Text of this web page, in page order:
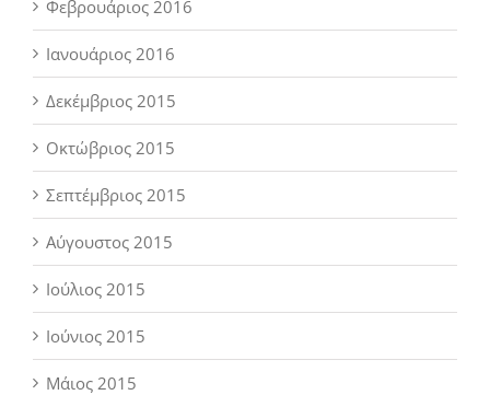
Φεβρουάριος 2016
Ιανουάριος 2016
Δεκέμβριος 2015
Οκτώβριος 2015
Σεπτέμβριος 2015
Αύγουστος 2015
Ιούλιος 2015
Ιούνιος 2015
Μάιος 2015